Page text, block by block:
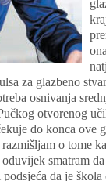
za glazbeno
osnivanja
otvorenog
do konca ove
o tome
smatram
da je